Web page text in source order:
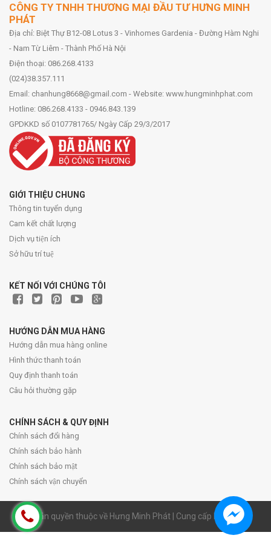
CÔNG TY TNHH THƯƠNG MẠI ĐẦU TƯ HƯNG MINH
PHÁT
Địa chỉ: Biệt Thự B12-08 Lotus 3 - Vinhomes Gardenia - Đường Hàm Nghi
- Nam Từ Liêm - Thành Phố Hà Nội
Điện thoại: 086.268.4133
(024)38.357.111
Email: chanhung8668@gmail.com - Website: www.hungminhphat.com
Hotline: 086.268.4133 - 0946.843.139
GPDKKD số 0107781765/ Ngày Cấp 29/3/2017
GIỚI THIỆU CHUNG
Thông tin tuyển dụng
Cam kết chất lượng
Dịch vụ tiện ích
Sở hữu trí tuệ
KẾT NỐI VỚI CHÚNG TÔI
HƯỚNG DẪN MUA HÀNG
Hướng dẫn mua hàng online
Hình thức thanh toán
Quy định thanh toán
Câu hỏi thường gặp
CHÍNH SÁCH & QUY ĐỊNH
Chính sách đổi hàng
Chính sách bảo hành
Chính sách bảo mật
Chính sách vận chuyển
© Bản quyền thuộc về Hưng Minh Phát | Cung cấp bởi Sapo